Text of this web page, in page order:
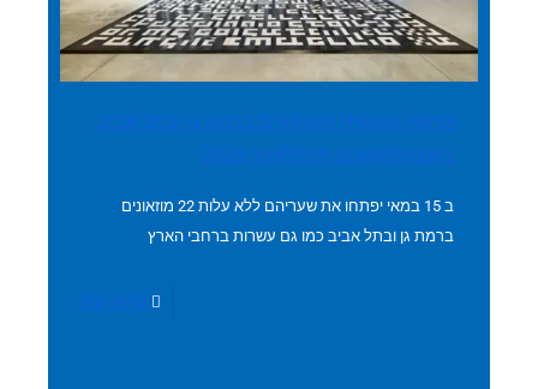
כניסה חופשית למוזאונים ברמת גן ובתל אביב
ביום המוזאונים הבינלאומי 2025
ב 15 במאי יפתחו את שעריהם ללא עלות 22 מוזאונים
ברמת גן ובתל אביב כמו גם עשרות ברחבי הארץ
קראו עוד